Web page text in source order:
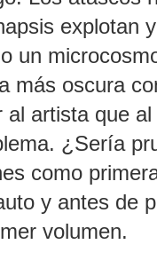
explotan
un
más oscura
artista que
¿Sería
como
y antes de
volumen.